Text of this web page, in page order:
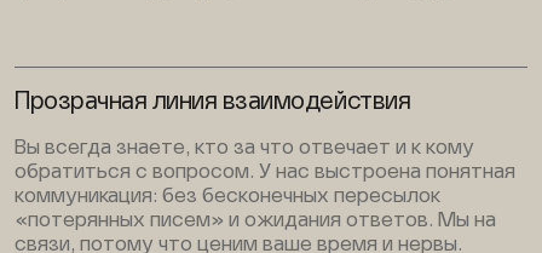
Прозрачная линия взаимодействия
Вы всегда знаете, кто за что отвечает и к кому
обратиться с вопросом. У нас выстроена понятная
коммуникация: без бесконечных пересылок
«потерянных писем» и ожидания ответов. Мы на
связи, потому что ценим ваше время и нервы.